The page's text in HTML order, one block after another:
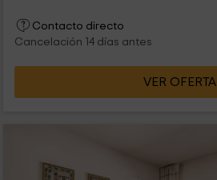
Contacto directo
Cancelación 14 días antes
VER OFERTA